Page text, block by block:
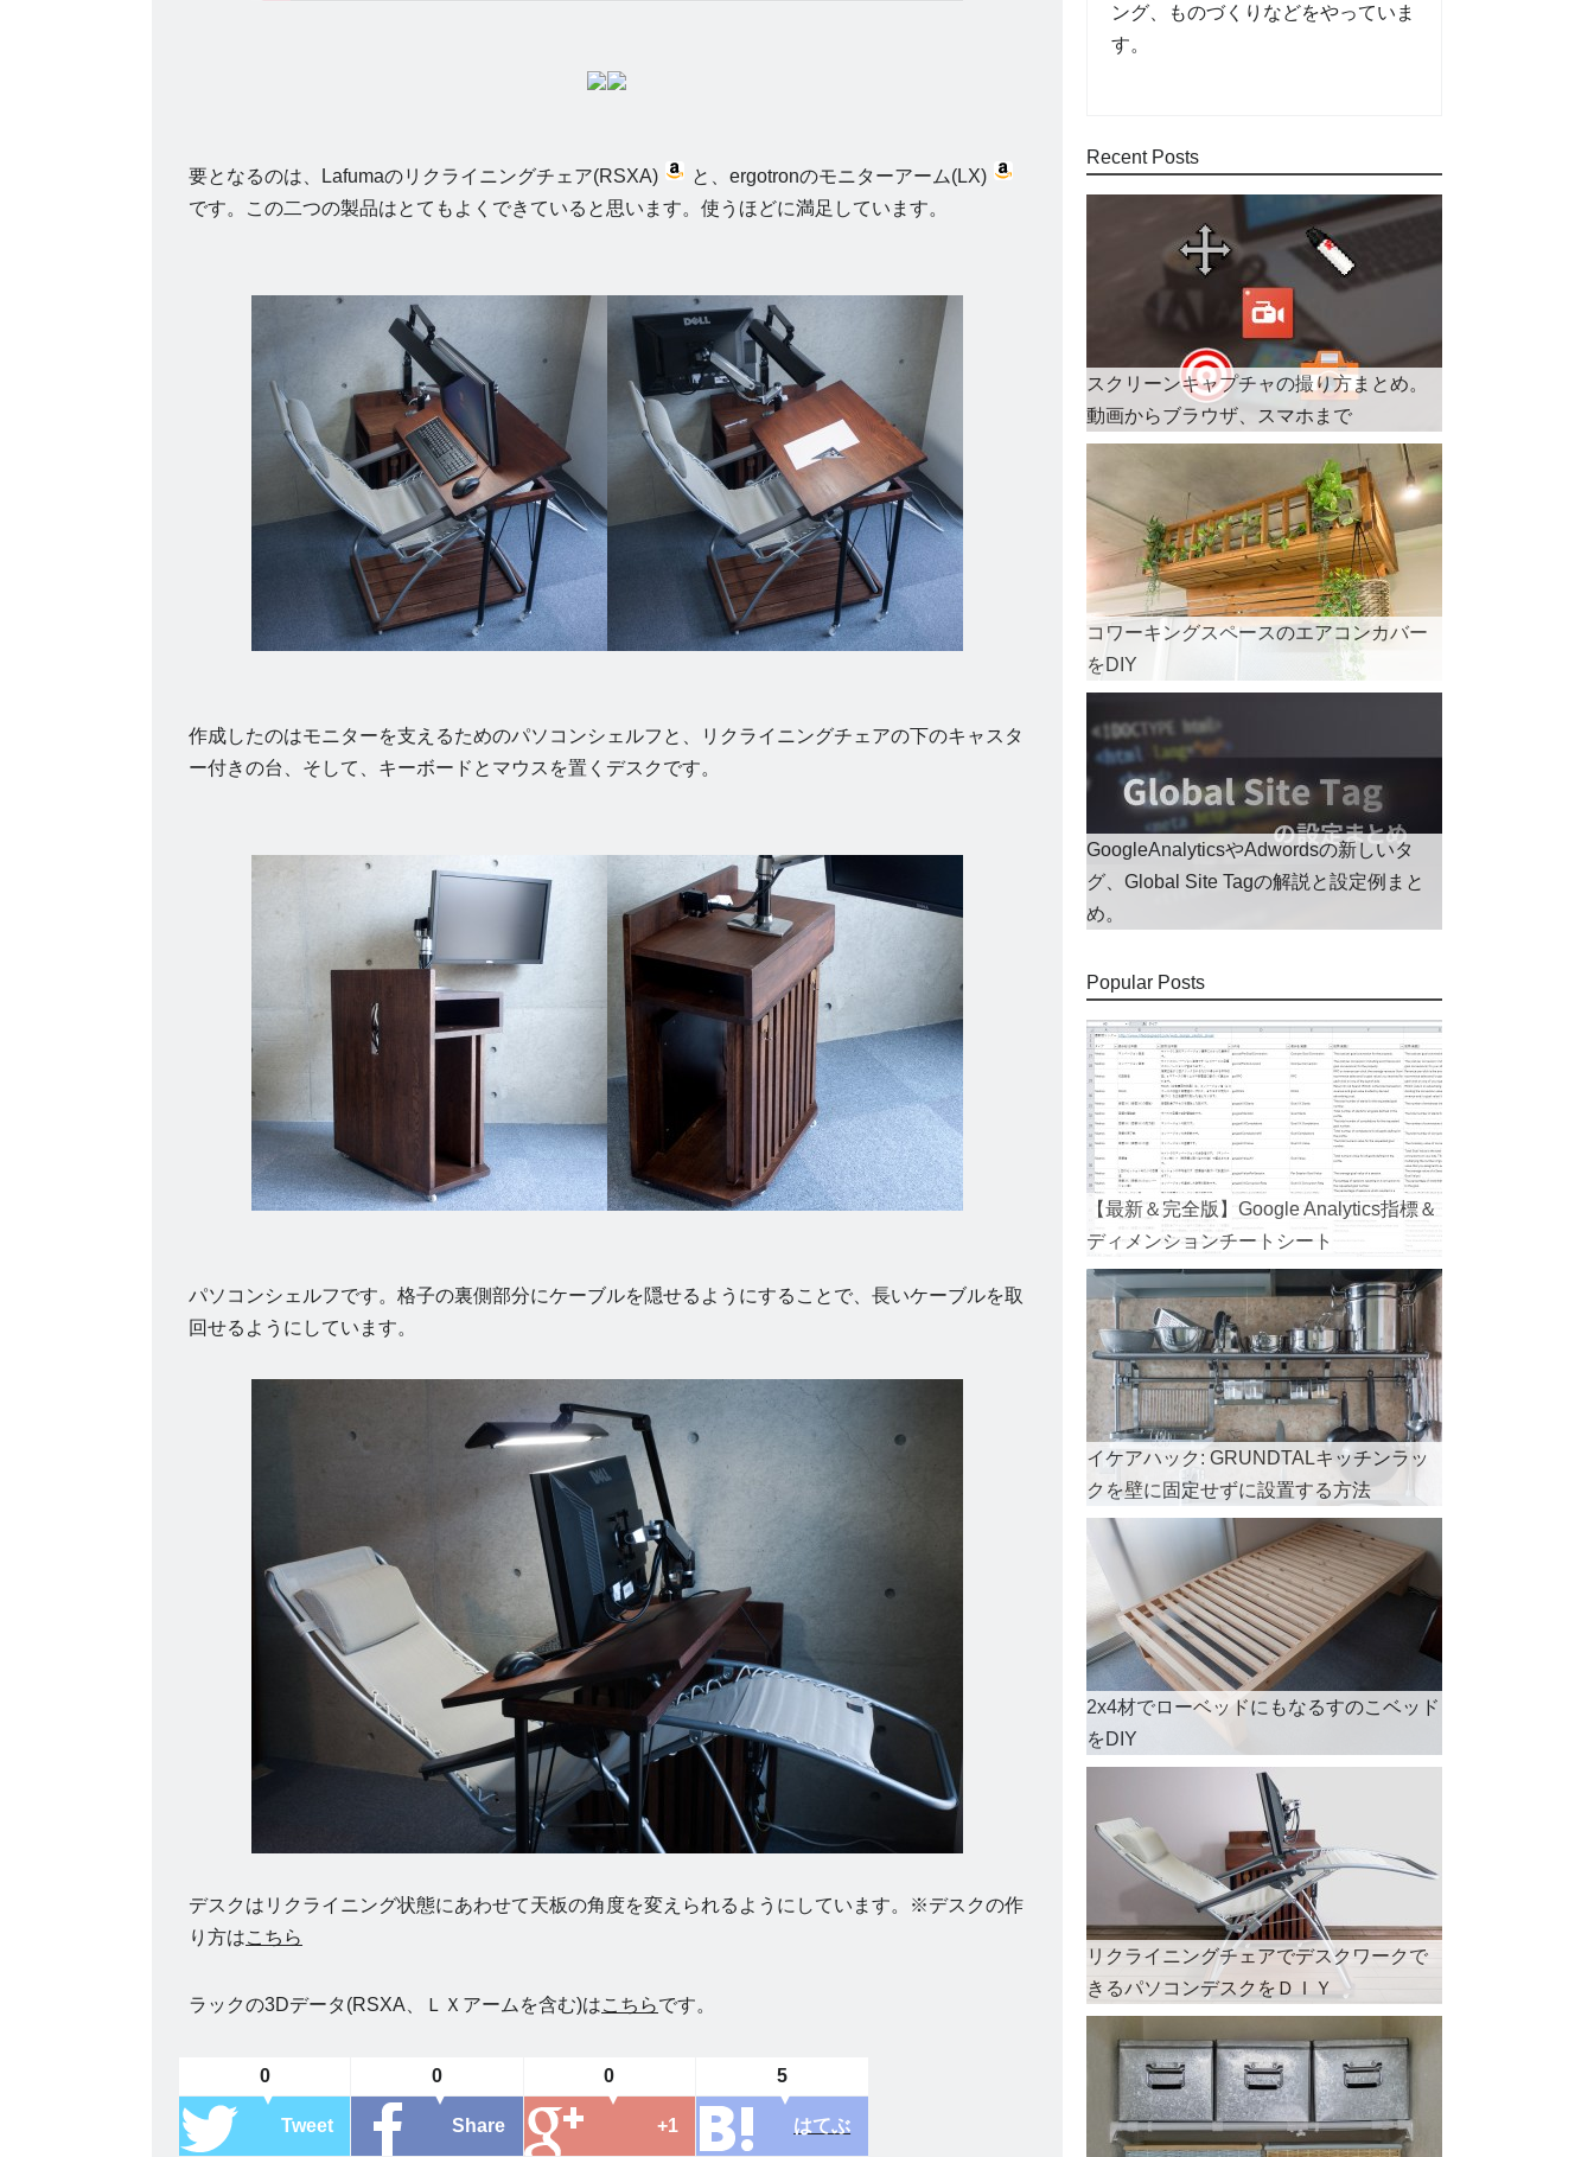
要となるのは、Lafumaのリクライニングチェア(RSXA)
と、ergotronのモニターアーム(LX)
です。この二つの製品はとてもよくできていると思います。使うほどに満足しています。
作成したのはモニターを支えるためのパソコンシェルフと、リクライニングチェアの下のキャスタ
ー付きの台、そして、キーボードとマウスを置くデスクです。
パソコンシェルフです。格子の裏側部分にケーブルを隠せるようにすることで、長いケーブルを取
回せるようにしています。
デスクはリクライニング状態にあわせて天板の角度を変えられるようにしています。※デスクの作
り方はこちら
ラックの3Dデータ(RSXA、ＬＸアームを含む)はこちらです。
0
Tweet
0
Share
0
+1
5
はてぶ
ング、ものづくりなどをやっていま
す。
Recent Posts
スクリーンキャプチャの撮り方まとめ。
動画からブラウザ、スマホまで
コワーキングスペースのエアコンカバー
をDIY
GoogleAnalyticsやAdwordsの新しいタ
グ、Global Site Tagの解説と設定例まと
め。
Popular Posts
【最新＆完全版】Google Analytics指標＆
ディメンションチートシート
イケアハック: GRUNDTALキッチンラッ
クを壁に固定せずに設置する方法
2x4材でローベッドにもなるすのこベッド
をDIY
リクライニングチェアでデスクワークで
きるパソコンデスクをＤＩＹ